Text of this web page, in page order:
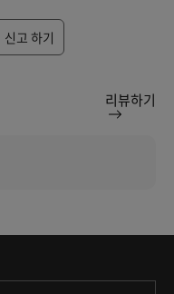
신고 하기
리뷰하기